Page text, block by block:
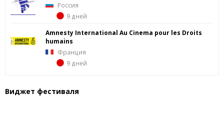
Россия
9 дней
Amnesty International Au Cinema pour les Droits
humains
Франция
9 дней
Виджет фестиваля